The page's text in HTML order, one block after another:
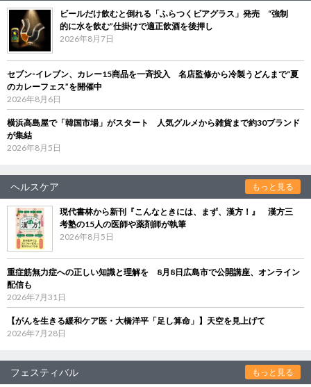
ビールだけ飲むと倒れる「ふらつくビアグラス」発売 “強制
的に水を飲む”仕掛けで適正飲酒を後押し
2026年8月7日
セブン‐イレブン、カレー15商品を一斉投入 名店監修から冷製うどんまで“夏
のカレーフェス”を開催中
2026年8月6日
横浜高島屋で「韓国市場」がスタート 人気グルメから雑貨まで約30ブランド
が集結
2026年8月5日
ヘルスケア もっと見る
現代書林から新刊『こんなときには、まず、漢方！』 漢方三
考塾の15人の医師や薬剤師が執筆
2026年8月5日
重症筋無力症への正しい知識と理解を 8月8日広島市で公開講座、オンライン
配信も
2026年7月31日
【がんを生きる緩和ケア医・大橋洋平「足し算命」】天空を見上げて
2026年7月28日
フェスティバル もっと見る